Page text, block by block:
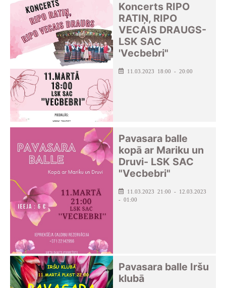
Koncerts RIPO
RATIŅ, RIPO
VECAIS DRAUGS-
LSK SAC
'Vecbebri"
11.03.2023 18:00 - 20:00
Pavasara balle
kopā ar Mariku un
Druvi- LSK SAC
"Vecbebri"
11.03.2023 21:00 - 12.03.2023
- 01:00
Pavasara balle Iršu
klubā